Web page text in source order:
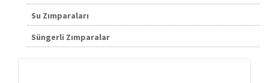
Su Zımparaları
Süngerli Zımparalar